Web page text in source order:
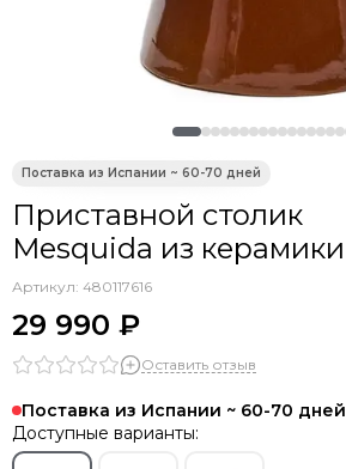
Smart Solutions
Ellipsefurniture
Asis
Tagliamento
DOIY
Scolaro
Vical
WArt
EMU
Приставной столик
Mesquida из керамики
Артикул: 480117616
29 990 ₽
Оставить отзыв
Поставка из Испании ~ 60-70 дней
Доступные варианты: